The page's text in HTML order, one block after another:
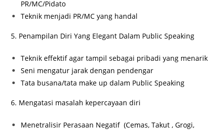
PR/MC/Pidato
Teknik menjadi PR/MC yang handal
5. Penampilan Diri Yang Elegant Dalam Public Speaking
Teknik effektif agar tampil sebagai pribadi yang menarik
Seni mengatur jarak dengan pendengar
Tata busana/tata make up dalam Public Speaking
6. Mengatasi masalah kepercayaan diri
Menetralisir Perasaan Negatif (Cemas, Takut , Grogi,